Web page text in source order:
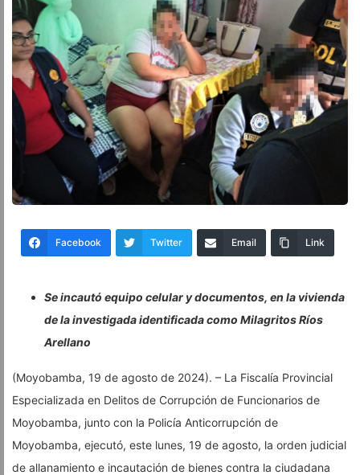
Facebook Twitter Email Link
Se incautó equipo celular y documentos, en la vivienda
de la investigada identificada como Milagritos Ríos
Arellano
(Moyobamba, 19 de agosto de 2024). – La Fiscalía Provincial
Especializada en Delitos de Corrupción de Funcionarios de
Moyobamba, junto con la Policía Anticorrupción de
Moyobamba, ejecutó, este lunes, 19 de agosto, la orden judicial
de allanamiento e incautación de bienes contra la ciudadana